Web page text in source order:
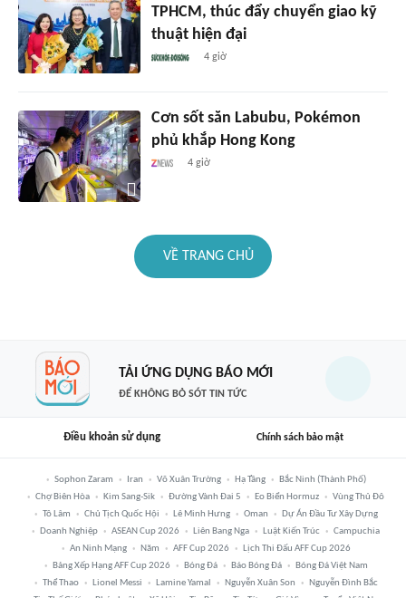
TPHCM, thúc đẩy chuyển giao kỹ
thuật hiện đại
4 giờ
Cơn sốt săn Labubu, Pokémon
phủ khắp Hong Kong
4 giờ
VỀ TRANG CHỦ
TẢI ỨNG DỤNG BÁO MỚI
ĐỂ KHÔNG BỎ SÓT TIN TỨC
Điều khoản sử dụng Chính sách bảo mật
Sophon Zaram Iran Võ Xuân Trường Hạ Tầng
Bắc Ninh (thành Phố)
Chợ Biên Hòa
Kim Sang-Sik Đường Vành Đai 5 Eo Biển Hormuz
Vùng Thủ Đô
Tô Lâm
Chủ Tịch Quốc Hội Lê Minh Hưng Oman
Dự Án Đầu Tư Xây Dựng
Doanh Nghiệp
ASEAN Cup 2026 Liên Bang Nga Luật Kiến Trúc
Campuchia
An Ninh Mạng
Năm AFF Cup 2026
Lịch Thi Đấu AFF Cup 2026
Bảng Xếp Hạng AFF Cup 2026
Bóng Đá Báo Bóng Đá
Bóng Đá Việt Nam
Thể Thao
Lionel Messi Lamine Yamal Nguyễn Xuân Son
Nguyễn Đình Bắc